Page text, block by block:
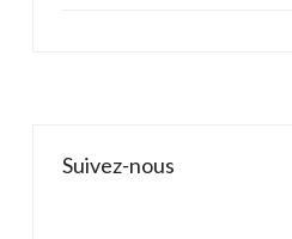
Suivez-nous